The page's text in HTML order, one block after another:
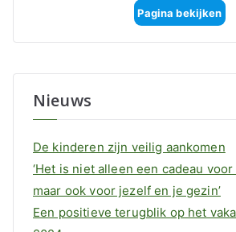
Pagina bekijken
Nieuws
De kinderen zijn veilig aankomen
‘Het is niet alleen een cadeau
maar ook voor jezelf en je gezin’
Een positieve terugblik op het